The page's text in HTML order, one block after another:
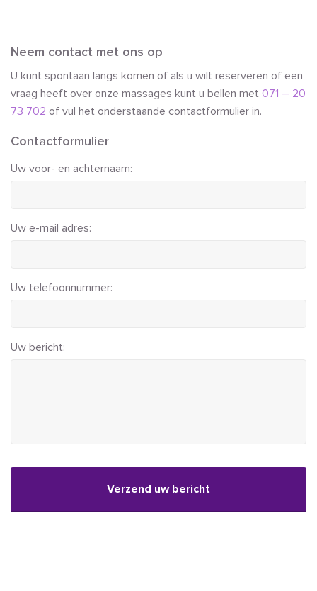
Neem contact met ons op
U kunt spontaan langs komen of als u wilt reserveren of een
vraag heeft over onze massages kunt u bellen met 071 – 20
73 702 of vul het onderstaande contactformulier in.
Contactformulier
Uw voor- en achternaam:
Uw e-mail adres:
Uw telefoonnummer:
Uw bericht: